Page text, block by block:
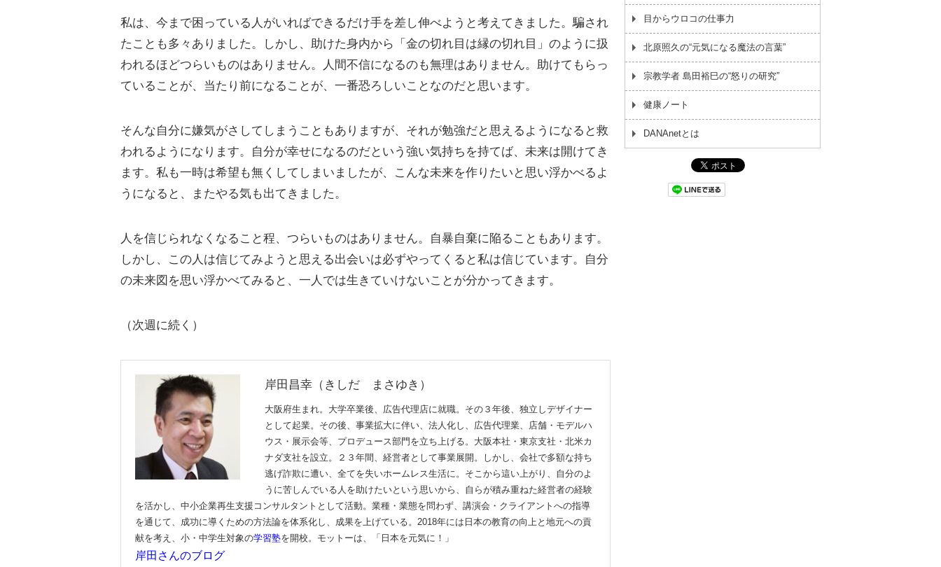
私は、今まで困っている人がいればできるだけ手を差し伸べようと考えてきました。騙され
たことも多々ありました。しかし、助けた身内から「金の切れ目は縁の切れ目」のように扱
われるほどつらいものはありません。人間不信になるのも無理はありません。助けてもらっ
ていることが、当たり前になることが、一番恐ろしいことなのだと思います。
そんな自分に嫌気がさしてしまうこともありますが、それが勉強だと思えるようになると救
われるようになります。自分が幸せになるのだという強い気持ちを持てば、未来は開けてき
ます。私も一時は希望も無くしてしまいましたが、こんな未来を作りたいと思い浮かべるよ
うになると、またやる気も出てきました。
人を信じられなくなること程、つらいものはありません。自暴自棄に陥ることもあります。
しかし、この人は信じてみようと思える出会いは必ずやってくると私は信じています。自分
の未来図を思い浮かべてみると、一人では生きていけないことが分かってきます。
（次週に続く）
岸田昌幸（きしだ まさゆき）
大阪府生まれ。大学卒業後、広告代理店に就職。その３年後、独立しデザイナー
として起業。その後、事業拡大に伴い、法人化し、広告代理業、店舗・モデルハ
ウス・展示会等、プロデュース部門を立ち上げる。大阪本社・東京支社・北米カ
ナダ支社を設立。２３年間、経営者として事業展開。しかし、会社で多額な持ち
逃げ詐欺に遭い、全てを失いホームレス生活に。そこから這い上がり、自分のよ
うに苦しんでいる人を助けたいという思いから、自らが積み重ねた経営者の経験
を活かし、中小企業再生支援コンサルタントとして活動。業種・業態を問わず、講演会・クライアントへの指導
を通じて、成功に導くための方法論を体系化し、成果を上げている。2018年には日本の教育の向上と地元への貢
献を考え、小・中学生対象の学習塾を開校。モットーは、「日本を元気に！」
岸田さんのブログ
目からウロコの仕事力
北原照久の“元気になる魔法の言葉”
宗教学者 島田裕巳の“怒りの研究”
健康ノート
DANAnetとは